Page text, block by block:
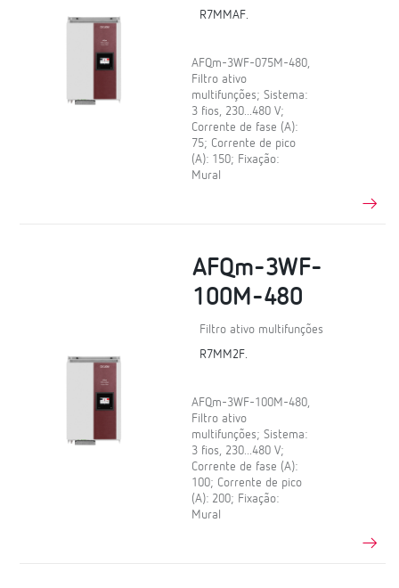
R7MMAF.
AFQm-3WF-075M-480,
Filtro ativo
multifunções; Sistema:
3 fios, 230...480 V;
Corrente de fase (A):
75; Corrente de pico
(A): 150; Fixação:
Mural
AFQm-3WF-
100M-480
Filtro ativo multifunções
R7MM2F.
AFQm-3WF-100M-480,
Filtro ativo
multifunções; Sistema:
3 fios, 230...480 V;
Corrente de fase (A):
100; Corrente de pico
(A): 200; Fixação:
Mural